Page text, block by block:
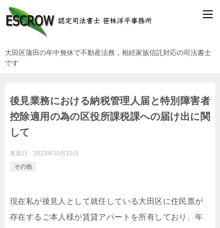
大田区蒲田の年中無休で不動産法務，相続家族信託対応の司法書士
です
後見業務における納税管理人届と特別障害者
控除適用の為の区役所課税課への届け出に関
して
更新日： 2023年10月10日
その他
現在私が後見人として就任している大田区に住民票が
存在するご本人様が賃貸アパートを所有しており、年